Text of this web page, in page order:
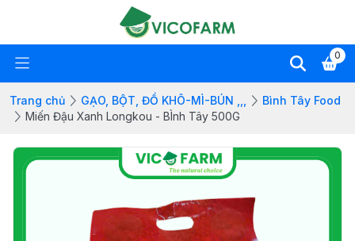
0
Trang chủ GẠO, BỘT, ĐỒ KHÔ-MÌ-BÚN ,,,
Bình Tây Food
Miến Đậu Xanh Longkou - BÌnh Tây 500G